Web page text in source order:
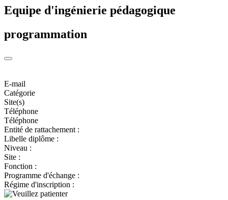
Equipe d'ingénierie pédagogique
programmation
E-mail
Catégorie
Site(s)
Téléphone
Téléphone
Entité de rattachement :
Libelle diplôme :
Niveau :
Site :
Fonction :
Programme d'échange :
Régime d'inscription :